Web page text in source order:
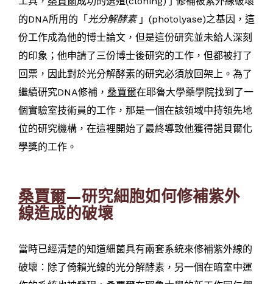
的DNA所用的「 光分解酵素 」(photolyase)之基因，這
份工作成為他的博士論文，但是這份研究並未給人深刻
的印象；他申請了三份博士後研究的工作，但都被打了
回票，因此對於光分解酵素的研究必須放回架上。為了
繼續研究DNA修補， 桑賈爾在耶魯大學藥學院找到了一
個實驗室技術員的工作，那是一個在該領域中持領先地
位的研究機構，在這裡開始了最終導致他獲得諾貝爾化
學獎的工作。
桑賈爾—研究細胞如何修補紫外
線造成的破壞
當時已經清楚的知道細菌具有兩套系統來修補紫外線的
破壞：除了倚賴光線的光分解酵素，另一個在暗室中運